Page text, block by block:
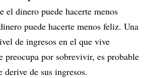
el dinero puede hacerte menos
puede hacerte menos feliz. Una
de ingresos en el que vive
preocupa por sobrevivir, es probable
de sus ingresos.